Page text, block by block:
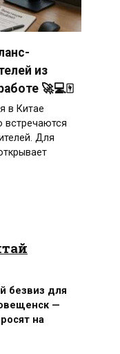
из
🚀💻🀄️
в Китае
Для
безвиз для
—
на